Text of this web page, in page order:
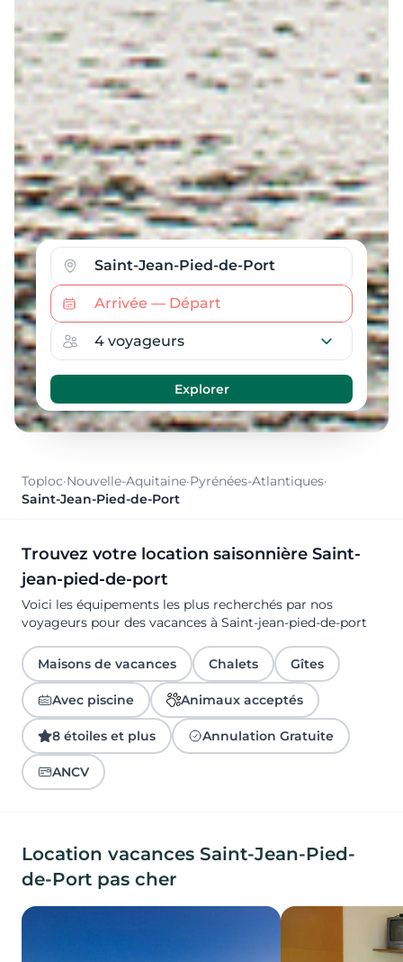
Toploc·Nouvelle-Aquitaine·Pyrénées-Atlantiques·
Saint-Jean-Pied-de-Port
Trouvez votre location saisonnière Saint-
jean-pied-de-port
Voici les équipements les plus recherchés par nos
voyageurs pour des vacances à Saint-jean-pied-de-port
Maisons de vacances Chalets Gîtes
Avec piscine Animaux acceptés
8 étoiles et plus Annulation Gratuite
ANCV
Location vacances Saint-Jean-Pied-
de-Port pas cher